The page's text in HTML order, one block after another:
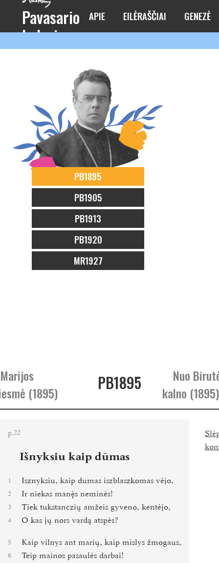
Pavasario
balsai
APIE EILĖRAŠČIAI GENEZĖ
PB1895
PB1905
PB1913
PB1920
MR1927
(1895)
PB1895
Nuo
kalno
p.22
Išnyksiu kaip dūmas
1 Isznyksiu, kaip dumas iszblaszkomas vėjo,
2 Ir niekas mans neminės!
3 Tiek tukstanczių amžeis gyveno, kentėjo,
4 O kas jų nors vardą atspės?
5 Kaip vilnys ant marių, kaip mislys žmogaus,
6 Teip mainos pasaulės darbai!